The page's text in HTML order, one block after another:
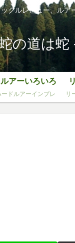
クルレビュー、ル
の道は
アーいろいろ
ドルアーインプレ
リ